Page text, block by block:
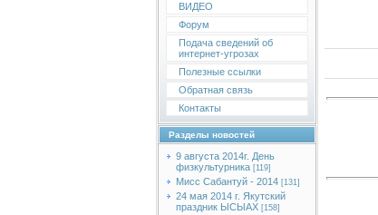
ВИДЕО
Форум
Подача сведений об
интернет-угрозах
Полезные ссылки
Обратная связь
Контакты
Разделы новостей
9 августа 2014г. День
физкультурника [119]
Мисс Сабантуй - 2014 [131]
24 мая 2014 г. Якутский
праздник ЫСЫАХ [158]